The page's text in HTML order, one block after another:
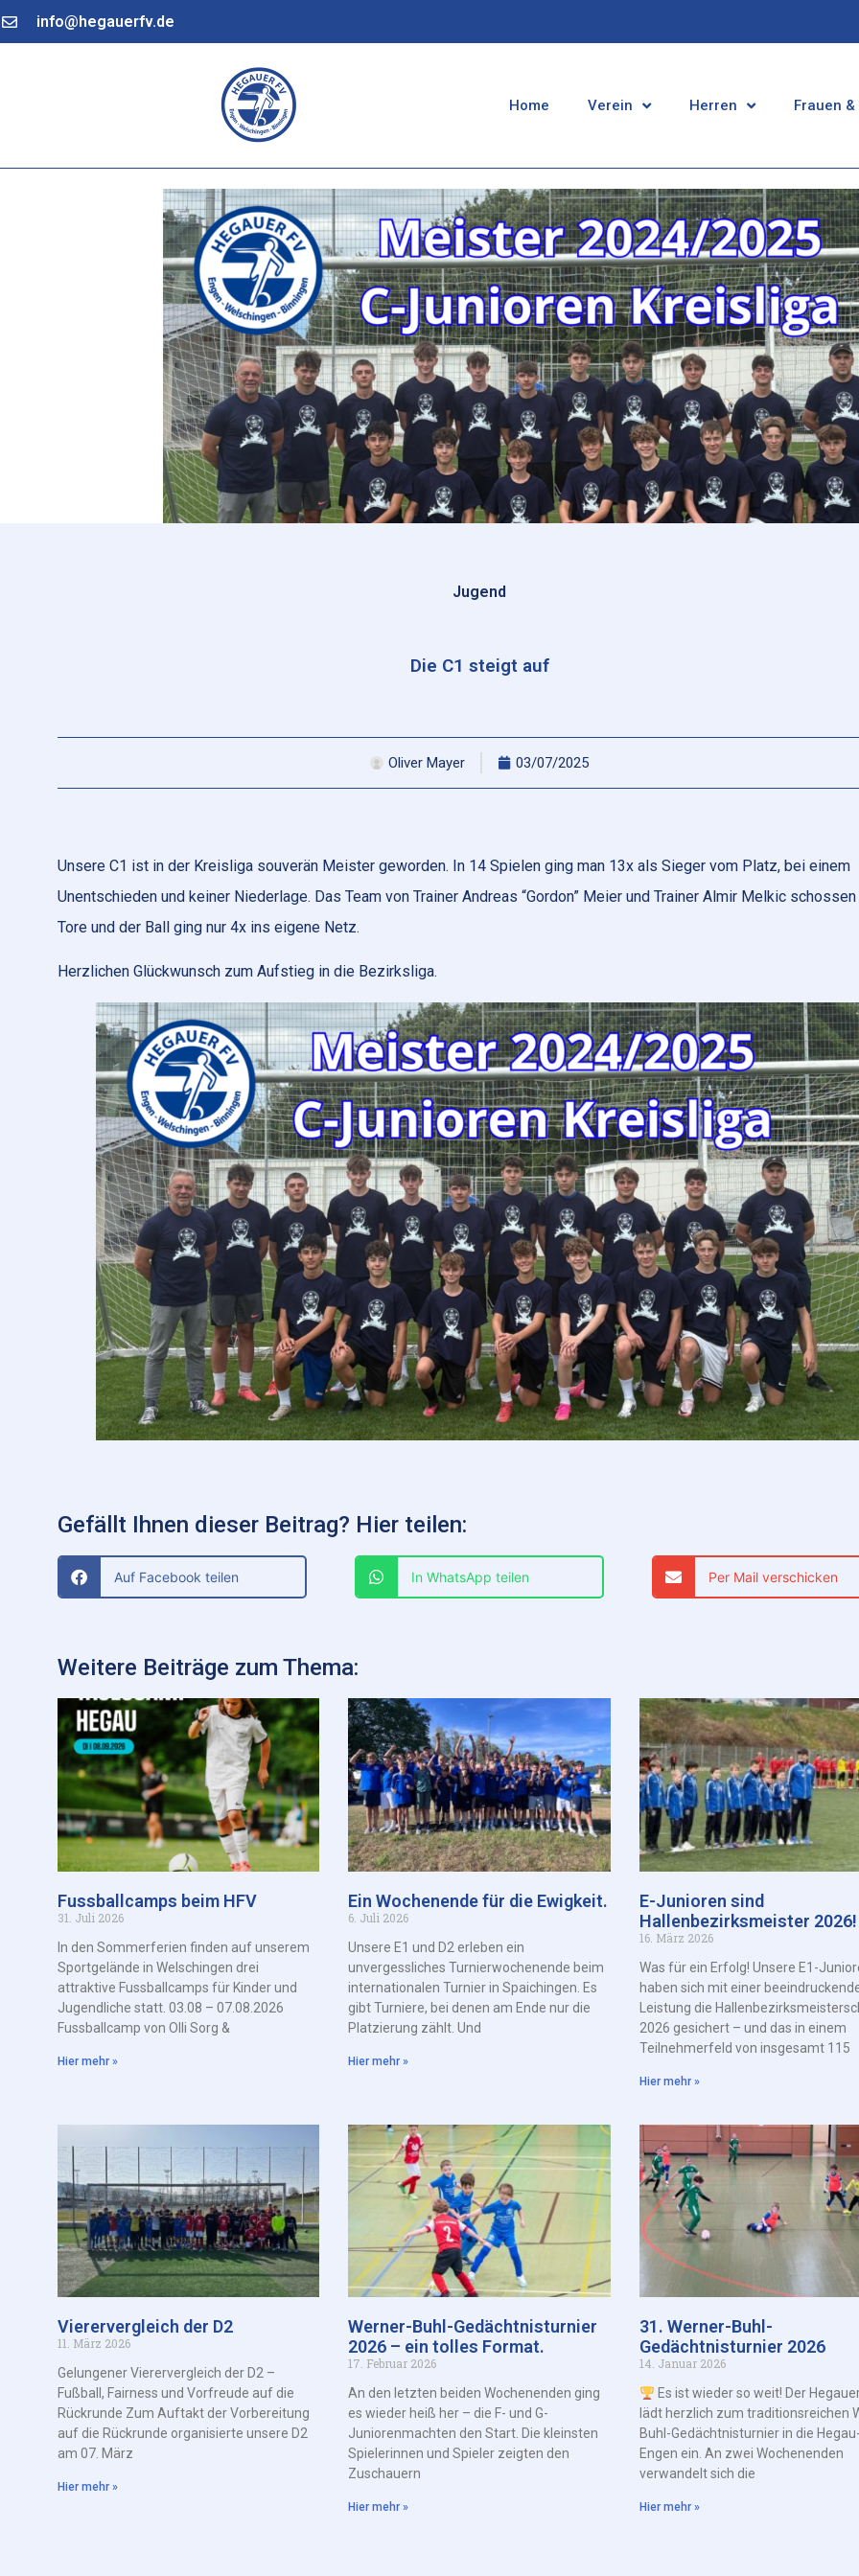
info@hegauerfv.de
Home Verein Herren Frauen
Jugend
Die C1 steigt auf
Oliver Mayer 03/07/2025
Unsere C1 ist in der Kreisliga souverän Meister geworden. In 14 Spielen ging man 13x als Sieger vom Platz, bei einem
Unentschieden und keiner Niederlage. Das Team von Trainer Andreas “Gordon” Meier und Trainer Almir Melkic
Tore und der Ball ging nur 4x ins eigene Netz.
Herzlichen Glückwunsch zum Aufstieg in die Bezirksliga.
Gefällt Ihnen dieser Beitrag? Hier teilen:
Auf Facebook teilen In WhatsApp teilen Per Mail verschicken
Weitere Beiträge zum Thema:
Fussballcamps beim HFV
31. Juli 2026
In den Sommerferien finden auf unserem
Sportgelände in Welschingen drei
attraktive Fussballcamps für Kinder und
Jugendliche statt. 03.08 – 07.08.2026
Fussballcamp von Olli Sorg &
Hier mehr »
Ein Wochenende für die Ewigkeit.
6. Juli 2026
Unsere E1 und D2 erleben ein
unvergessliches Turnierwochenende beim
internationalen Turnier in Spaichingen. Es
gibt Turniere, bei denen am Ende nur die
Platzierung zählt. Und
Hier mehr »
E-Junioren sind
Hallenbezirksmeister 2026!
16. März 2026
Was für ein Erfolg! Unsere E1-
haben sich mit einer
Leistung die
2026 gesichert – und das in einem
Teilnehmerfeld von insgesamt 115
Hier mehr »
Vierervergleich der D2
11. März 2026
Gelungener Vierervergleich der D2 –
Fußball, Fairness und Vorfreude auf die
Rückrunde Zum Auftakt der Vorbereitung
auf die Rückrunde organisierte unsere D2
am 07. März
Hier mehr »
Werner-Buhl-Gedächtnisturnier
2026 – ein tolles Format.
17. Februar 2026
An den letzten beiden Wochenenden ging
es wieder heiß her – die F- und G-
Juniorenmachten den Start. Die kleinsten
Spielerinnen und Spieler zeigten den
Zuschauern
Hier mehr »
31. Werner-Buhl-
Gedächtnisturnier 2026
14. Januar 2026
Es ist wieder so weit! Der
lädt herzlich zum traditionsreichen
Buhl-Gedächtnisturnier in die
Engen ein. An zwei Wochenenden
verwandelt sich die
Hier mehr »